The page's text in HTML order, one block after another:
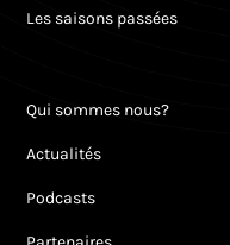
Les saisons passées
Qui sommes nous?
Actualités
Podcasts